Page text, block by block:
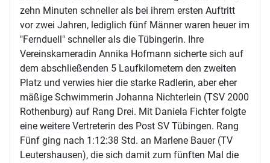
zehn Minuten schneller als bei ihrem ersten Auftritt
vor zwei Jahren, lediglich fünf Männer waren heuer im
"Fernduell" schneller als die Tübingerin. Ihre
Vereinskameradin Annika Hofmann sicherte sich auf
dem abschließenden 5 Laufkilometern den zweiten
Platz und verwies hier die starke Radlerin, aber eher
mäßige Schwimmerin Johanna Nichterlein (TSV 2000
Rothenburg) auf Rang Drei. Mit Daniela Fichter folgte
eine weitere Vertreterin des Post SV Tübingen. Rang
Fünf ging nach 1:12:38 Std. an Marlene Bauer (TV
Leutershausen), die sich damit zum fünften Mal die